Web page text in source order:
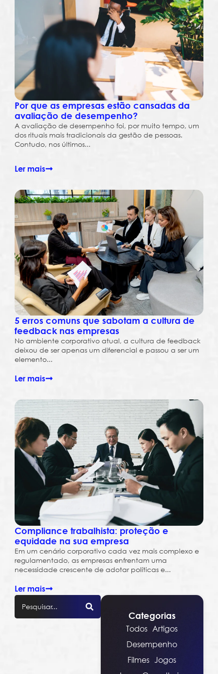
Por que as empresas estão cansadas da
avaliação de desempenho?
A avaliação de desempenho foi, por muito tempo, um
dos rituais mais tradicionais da gestão de pessoas.
Contudo, nos últimos...
Ler mais
5 erros comuns que sabotam a cultura de
feedback nas empresas
No ambiente corporativo atual, a cultura de feedback
deixou de ser apenas um diferencial e passou a ser um
elemento...
Ler mais
Compliance trabalhista: proteção e
equidade na sua empresa
Em um cenário corporativo cada vez mais complexo e
regulamentado, as empresas enfrentam uma
necessidade crescente de adotar políticas e...
Ler mais
Categorias
Artigos
Desempenho
Filmes Jogos
Todos